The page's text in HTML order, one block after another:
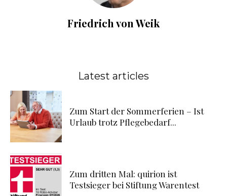
Friedrich von Weik
Latest articles
Zum Start der Sommerferien – Ist
Urlaub trotz Pflegebedarf...
Zum dritten Mal: quirion ist
Testsieger bei Stiftung Warentest